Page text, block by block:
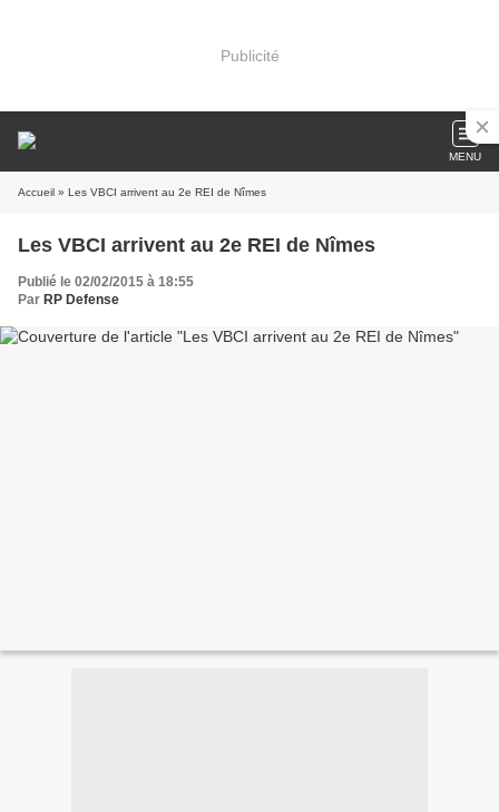
Publicité
MENU
Accueil » Les VBCI arrivent au 2e REI de Nîmes
Les VBCI arrivent au 2e REI de Nîmes
Publié le 02/02/2015 à 18:55
Par RP Defense